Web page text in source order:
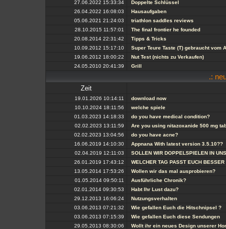
27.06.2022 15:33:34
Doppelte Schlüssel
26.04.2022 16:08:03
Hausaufgaben
05.06.2021 21:24:03
triathlon saddles reviews
28.10.2015 11:57:01
The final frontier he founded
20.08.2014 22:31:42
Tipps & Tricks
10.09.2012 15:17:10
Super Teure Taste (T) gebraucht vom
19.06.2012 18:00:22
Nut Test (nichts zu Verkaufen)
24.05.2010 20:41:39
Grill
.:
Zeit
19.01.2026 10:14:11
download now
10.10.2024 18:11:56
welche spiele
01.03.2023 14:18:33
do you have medical condition?
02.02.2023 13:11:59
Are you using nitazoxanide 500 mg
02.02.2023 13:04:56
do you have acne?
16.06.2019 14:10:30
Appnana With latest version 3.5.10??
02.04.2019 12:11:03
SOLLEN WIR DOPPELSPIELEN IN
26.01.2019 17:43:12
WELCHER TAG PASST EUCH BESSER
13.05.2014 17:53:26
Wollen wir das mal ausprobieren?
01.05.2014 09:50:11
Ausführliche Chronik?
02.01.2014 09:30:53
Habt Ihr Lust dazu?
29.12.2013 16:06:24
Nutzungsverhalten
03.06.2013 07:21:32
Wie gefallen Euch die Hitschnipsel ?
03.06.2013 07:15:39
Wie gefallen Euch diese Sendungen
29.05.2013 08:30:06
Wollt ihr ein neues Design unserer